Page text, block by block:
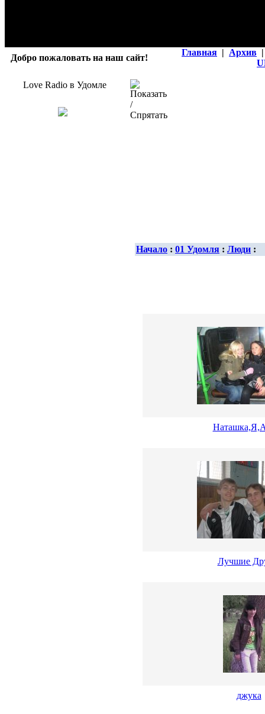
Добро пожаловать на наш сайт!
Главная | Архив |
Love Radio в Удомле
Начало : 01 Удомля : Люди :
Лучшие
джука